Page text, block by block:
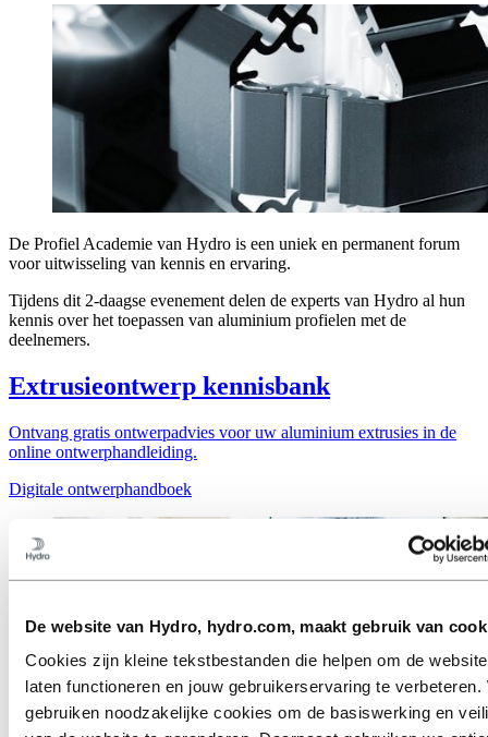
De website van Hydro, hydro.com, maakt gebruik van
Cookies zijn kleine tekstbestanden die helpen om de
laten functioneren en jouw gebruikerservaring te verbeteren.
gebruiken noodzakelijke cookies om de basiswerking en
De Profiel Academie van Hydro is een uniek en permanent forum
voor uitwisseling van kennis en ervaring.
Tijdens dit 2-daagse evenement delen de experts van Hydro al hun
kennis over het toepassen van aluminium profielen met de
deelnemers.
Extrusieontwerp kennisbank
Ontvang gratis ontwerpadvies voor uw aluminium extrusies in de
online ontwerphandleiding.
Digitale ontwerphandboek